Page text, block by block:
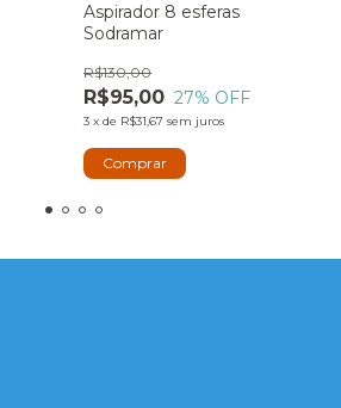
Aspirador 8 esferas
Sodramar
R$95,00
R$130,00
27% OFF
3 x de R$31,67 sem juros